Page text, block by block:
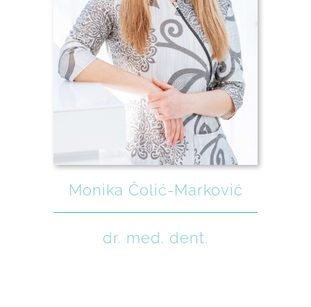
Monika Čolić-Marković
dr. med. dent.